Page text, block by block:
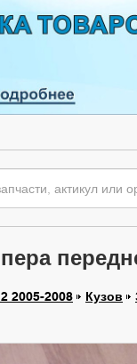
2005-2008 Кузов